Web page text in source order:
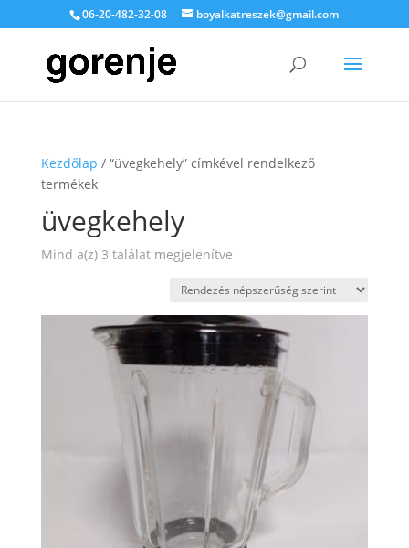
06-20-482-32-08 boyalkatreszek@gmail.com
Kezdőlap / “üvegkehely” címkével rendelkező
termékek
üvegkehely
Mind a(z) 3 találat megjelenítveSorted
popularity